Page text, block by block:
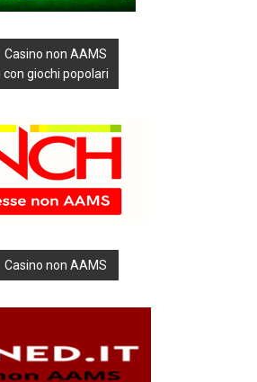
Casino non AAMS
con giochi popolari
Casino non AAMS